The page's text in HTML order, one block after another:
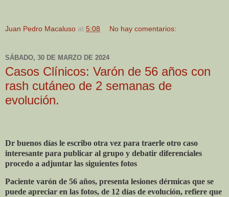
Juan Pedro Macaluso at 5:08 No hay comentarios:
SÁBADO, 30 DE MARZO DE 2024
Casos Clínicos: Varón de 56 años con
rash cutáneo de 2 semanas de
evolución.
Dr buenos días le escribo otra vez para traerle otro caso
interesante para publicar al grupo y debatir diferenciales
procedo a adjuntar las siguientes fotos
Paciente varón de 56 años, presenta lesiones dérmicas que se
puede apreciar en las fotos, de 12 días de evolución, refiere que